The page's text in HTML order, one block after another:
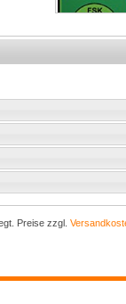
Preise zzgl.